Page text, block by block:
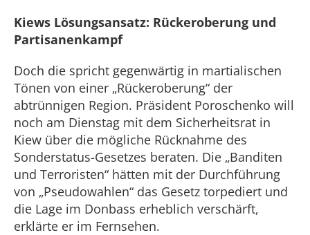
Kiews Lösungsansatz: Rückeroberung und
Partisanenkampf
Doch die spricht gegenwärtig in martialischen
Tönen von einer „Rückeroberung“ der
abtrünnigen Region. Präsident Poroschenko will
noch am Dienstag mit dem Sicherheitsrat in
Kiew über die mögliche Rücknahme des
Sonderstatus-Gesetzes beraten. Die „Banditen
und Terroristen“ hätten mit der Durchführung
von „Pseudowahlen“ das Gesetz torpediert und
die Lage im Donbass erheblich verschärft,
erklärte er im Fernsehen.